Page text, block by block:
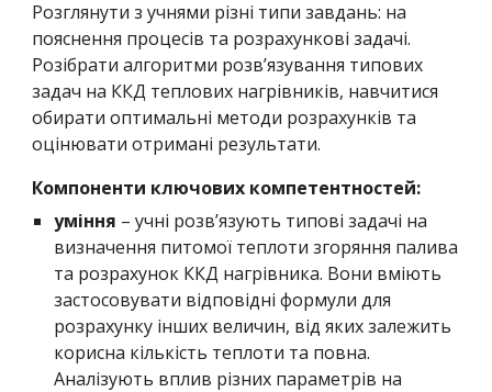
Розглянути з учнями різні типи завдань: на
пояснення процесів та розрахункові задачі.
Розібрати алгоритми розв’язування типових
задач на ККД теплових нагрівників, навчитися
обирати оптимальні методи розрахунків та
оцінювати отримані результати.
Компоненти ключових компетентностей:
уміння – учні розв’язують типові задачі на
визначення питомої теплоти згоряння палива
та розрахунок ККД нагрівника. Вони вміють
застосовувати відповідні формули для
розрахунку інших величин, від яких залежить
корисна кількість теплоти та повна.
Аналізують вплив різних параметрів на